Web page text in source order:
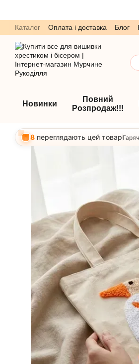
Каталог Оплата і доставка Блог
Обмін та повернення
Угода
Новинки
Повний
Розпродаж!!!
8 переглядають цей товар